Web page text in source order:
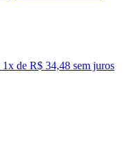
1x de R$ 34,48 sem juros